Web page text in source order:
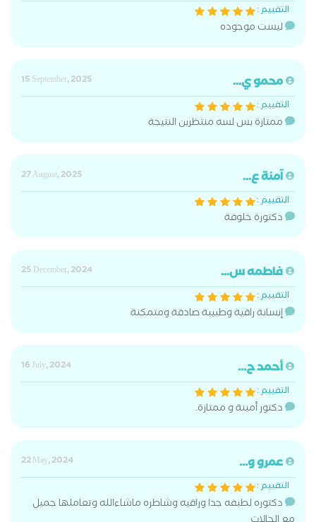
التقييم :
ليست موجوده
محمو ي...
15 September, 2025
التقييم :
ممتازة بس لسه منتظرين النتيجة
آمنة ع...
27 August, 2025
التقييم :
دكتورة خلوقة
فاطمه س...
25 December, 2024
التقييم :
إنسانة راقية وطبيبة صادقة ومتمكنة
أحمد ح...
16 July, 2024
التقييم :
دكتور أمينة و ممتازة.
عمرو و...
22 May, 2024
التقييم :
دكتوره لطبفه جدا وراقيه وشاطره ماشاءالله وتعاملها جميل